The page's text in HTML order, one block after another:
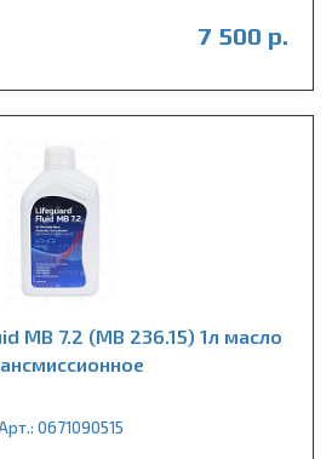
7 500 р.
MB 7.2 (MB 236.15) 1л масло
0671090515